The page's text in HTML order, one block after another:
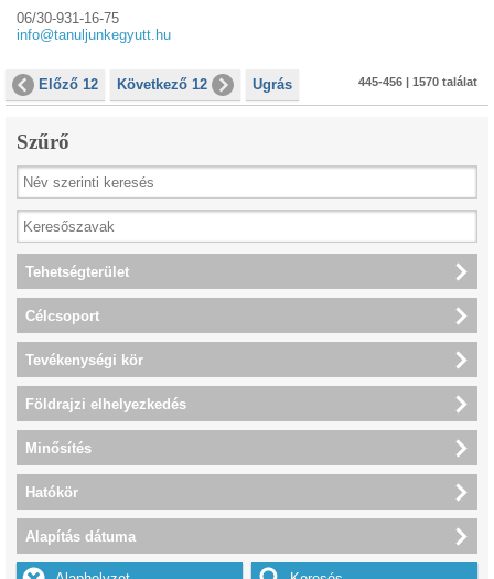
06/30-931-16-75
info@tanuljunkegyutt.hu
Előző 12 Következő 12 Ugrás 445-456 | 1570 találat
Szűrő
Tehetségterület
Célcsoport
Tevékenységi kör
Földrajzi elhelyezkedés
Minősítés
Hatókör
Alapítás dátuma